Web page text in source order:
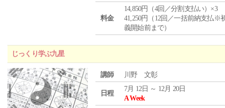
料金
14,850円（4回／分割支払い）×3
41,250円（12回／一括前納支払※
義開始前まで）
じっくり学ぶ九星
講師 川野 文彰
日程
7月 12日 ～ 12月 20日
A Week